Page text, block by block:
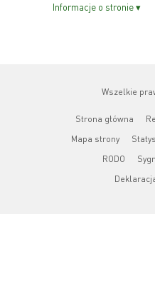
Informacje o stronie ▾
Wszelkie
Strona główna
Mapa strony
RODO